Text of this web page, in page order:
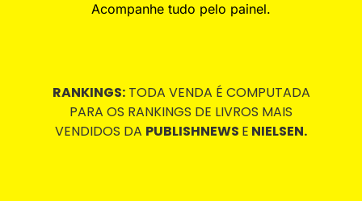
Acompanhe tudo pelo painel.
RANKINGS:TODA VENDA É COMPUTADA
PARA OS RANKINGS DE LIVROS MAIS
VENDIDOS DA PUBLISHNEWS E NIELSEN.